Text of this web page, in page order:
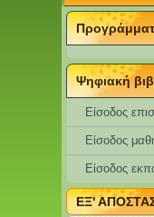
Ψηφιακή
Είσοδος
Eίσοδος
Είσοδος
ΕΞ'